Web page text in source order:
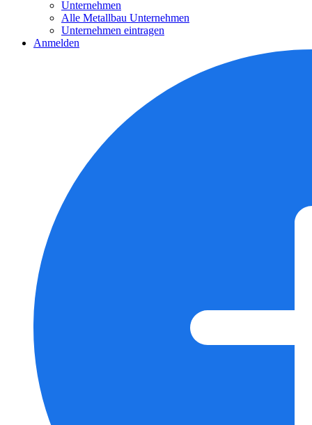
Unternehmen
Alle Metallbau Unternehmen
Unternehmen eintragen
Anmelden